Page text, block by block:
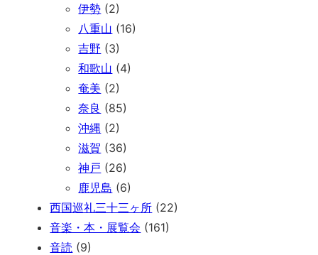
伊勢 (2)
八重山 (16)
吉野 (3)
和歌山 (4)
奄美 (2)
奈良 (85)
沖縄 (2)
滋賀 (36)
神戸 (26)
鹿児島 (6)
西国巡礼三十三ヶ所 (22)
音楽・本・展覧会 (161)
音読 (9)